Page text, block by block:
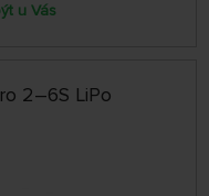
u Vás
2–6S LiPo